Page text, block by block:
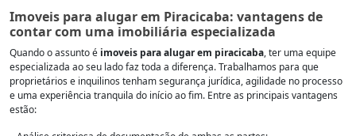
Imoveis para alugar em Piracicaba: vantagens de
contar com uma imobiliária especializada
Quando o assunto é imoveis para alugar em piracicaba, ter uma equipe
especializada ao seu lado faz toda a diferença. Trabalhamos para que
proprietários e inquilinos tenham segurança jurídica, agilidade no processo
e uma experiência tranquila do início ao fim. Entre as principais vantagens
estão: